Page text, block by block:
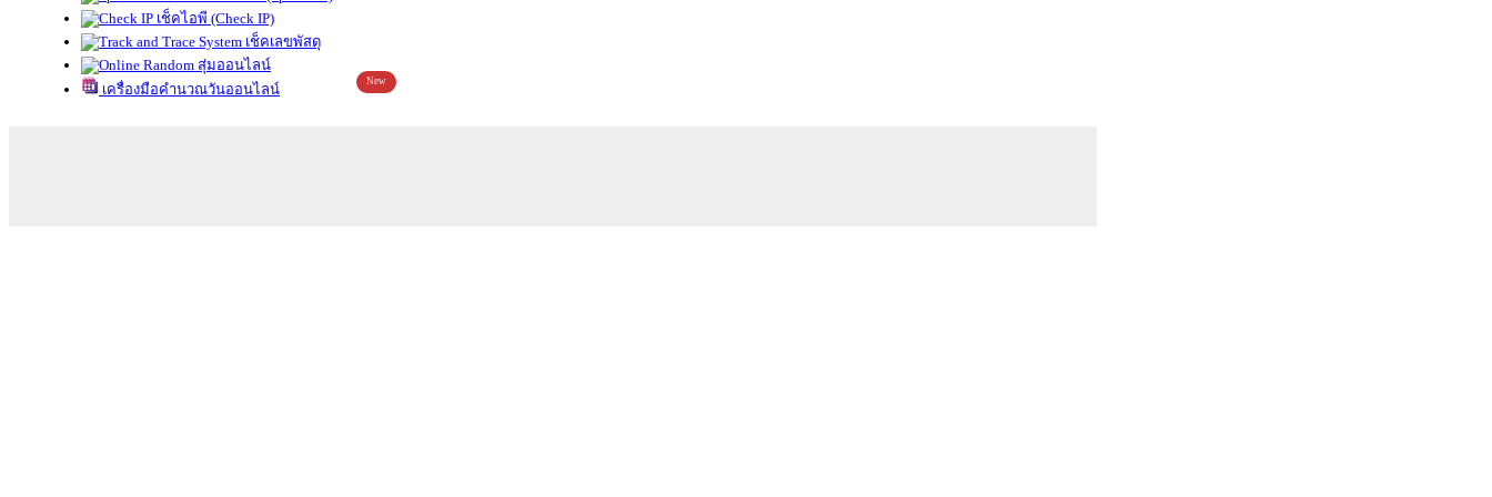
เช็คไอพี (Check IP)
เช็คเลขพัสดุ
สุ่มออนไลน์
เครื่องมือคำนวณวันออนไลน์
New